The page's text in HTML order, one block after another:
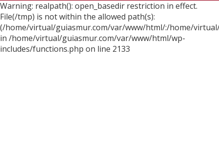
Warning: realpath(): open_basedir restriction in effect.
File(/tmp) is not within the allowed path(s):
(/home/virtual/guiasmur.com/var/www/html/:/home/
in /home/virtual/guiasmur.com/var/www/html/wp-
includes/functions.php on line 2133